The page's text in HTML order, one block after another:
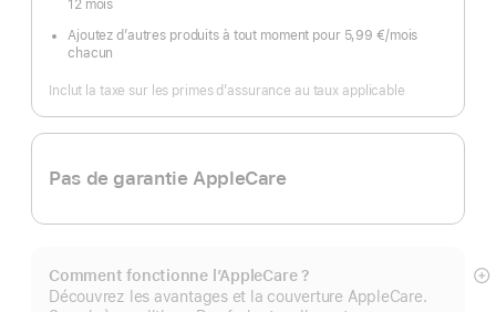
12 mois
Ajoutez d’autres produits à tout moment pour 5,99 €/mois
chacun
Inclut la taxe sur les primes d’assurance au taux applicable
Pas de garantie AppleCare
Comment fonctionne l’AppleCare ?
Découvrez les avantages et la couverture AppleCare.